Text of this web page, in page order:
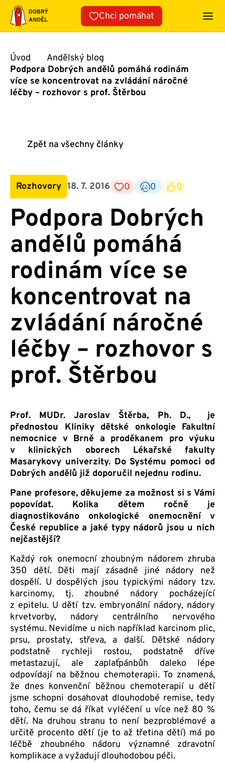
Přeskočit
obsah
Chci pomáhat
Úvod
Andělský blog
Podpora Dobrých andělů pomáhá rodinám
více se koncentrovat na zvládání náročné
léčby – rozhovor s prof. Štěrbou
Zpět na všechny články
Rozhovory 18. 7. 2016 0 0 0
Podpora Dobrých
andělů pomáhá
rodinám více se
koncentrovat na
zvládání náročné
léčby – rozhovor s
prof. Štěrbou
Prof. MUDr. Jaroslav Štěrba, Ph. D., je
přednostou Kliniky dětské onkologie Fakultní
nemocnice v Brně a proděkanem pro výuku
v klinických oborech Lékařské fakulty
Masarykovy univerzity. Do Systému pomoci od
Dobrých andělů již doporučil nejednu rodinu.
Pane profesore, děkujeme za možnost si s Vámi
popovídat. Kolika dětem ročně je
diagnostikováno onkologické onemocnění v
České republice a jaké typy nádorů jsou u nich
nejčastější?
Každý rok onemocní zhoubným nádorem zhruba
350 dětí. Děti mají zásadně jiné nádory než
dospělí. U dospělých jsou typickými nádory tzv.
karcinomy, tj. zhoubné nádory pocházející
z epitelu. U dětí tzv. embryonální nádory, nádory
krvetvorby, nádory centrálního nervového
systému. Nevidíme u nich například karcinom plic,
prsu, prostaty, střeva, a další. Dětské nádory
podstatně rychleji rostou, podstatně dříve
metastazují, ale zaplaťpánbůh daleko lépe
odpovídají na běžnou chemoterapii. To znamená,
že dnes konvenční běžnou chemoterapií u dětí
jsme schopni dosahovat dlouhodobé remise, tedy
toho, čemu se dá říkat vyléčení u více než 80 %
dětí. Na druhou stranu to není bezproblémové a
určitě procento dětí (je to až třetina dětí) má po
léčbě zhoubného nádoru významné zdravotní
komplikace a vyžadují dlouhodobou péči.